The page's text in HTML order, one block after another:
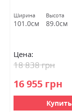
Ширина
101.0см
Высота
89.0см
Цена:
16 955 грн
18 838 грн
Купить